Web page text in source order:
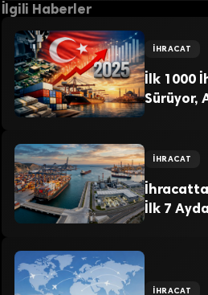
İlgili Haberler
İHRACAT
İlk 1000
Sürüyor,
İHRACAT
İhracatta
İlk 7
İHRACAT